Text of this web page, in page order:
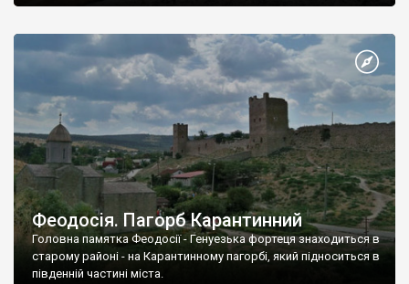
Феодосія. Пагорб Карантинний
Головна памятка Феодосії - Генуезька фортеця знаходиться в
старому районі - на Карантинному пагорбі, який підноситься в
південній частині міста.